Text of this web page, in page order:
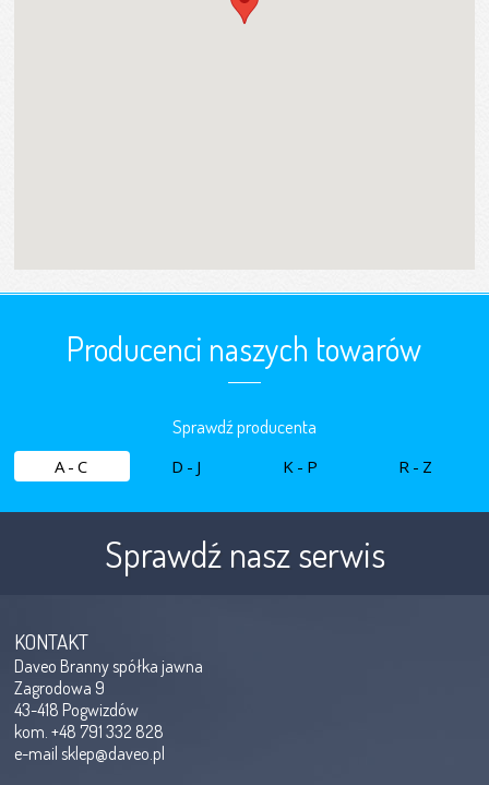
Producenci naszych towarów
Sprawdź producenta
A-C D-J K-P R-Z
Sprawdź nasz serwis
KONTAKT
Daveo Branny spółka jawna
Zagrodowa 9
43-418 Pogwizdów
kom. +48 791 332 828
e-mailsklep@daveo.pl